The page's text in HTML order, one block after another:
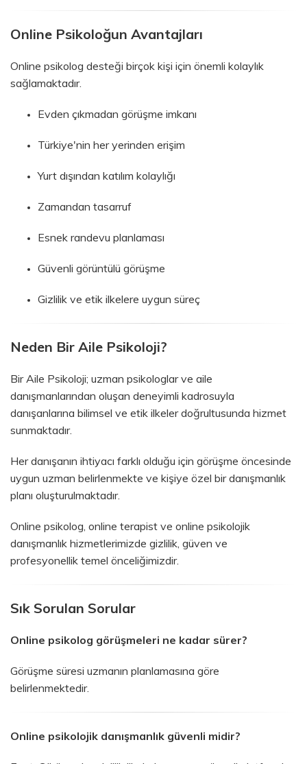
Online Psikoloğun Avantajları
Online psikolog desteği birçok kişi için önemli kolaylık
sağlamaktadır.
Evden çıkmadan görüşme imkanı
Türkiye'nin her yerinden erişim
Yurt dışından katılım kolaylığı
Zamandan tasarruf
Esnek randevu planlaması
Güvenli görüntülü görüşme
Gizlilik ve etik ilkelere uygun süreç
Neden Bir Aile Psikoloji?
Bir Aile Psikoloji; uzman psikologlar ve aile
danışmanlarından oluşan deneyimli kadrosuyla
danışanlarına bilimsel ve etik ilkeler doğrultusunda hizmet
sunmaktadır.
Her danışanın ihtiyacı farklı olduğu için görüşme öncesinde
uygun uzman belirlenmekte ve kişiye özel bir danışmanlık
planı oluşturulmaktadır.
Online psikolog, online terapist ve online psikolojik
danışmanlık hizmetlerimizde gizlilik, güven ve
profesyonellik temel önceliğimizdir.
Sık Sorulan Sorular
Online psikolog görüşmeleri ne kadar sürer?
Görüşme süresi uzmanın planlamasına göre
belirlenmektedir.
Online psikolojik danışmanlık güvenli midir?